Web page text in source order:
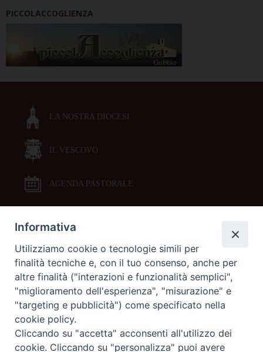
PICCOLACCOGLIENZA
LA NOSTRA DIOCESI
IL VESCOVO
AGENDA PASTORALE
DOCUMENTI PASTORALI
ORARI MESSE
LITURGIA DELLE ORE
GALLERIE FOTOGRAFICHE
Informativa
Utilizziamo cookie o tecnologie simili per
finalità tecniche e, con il tuo consenso, anche per
altre finalità ("interazioni e funzionalità semplici",
"miglioramento dell'esperienza", "misurazione" e
"targeting e pubblicità") come specificato nella
cookie policy.
Cliccando su "accetta" acconsenti all'utilizzo dei
cookie. Cliccando su "personalizza" puoi avere